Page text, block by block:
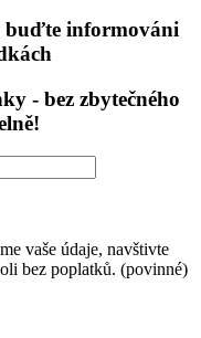
buďte informováni
- bez zbytečného
vaše údaje, navštivte
bez poplatků. (povinné)